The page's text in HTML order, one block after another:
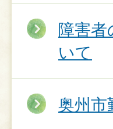
障害
いて
奥州市